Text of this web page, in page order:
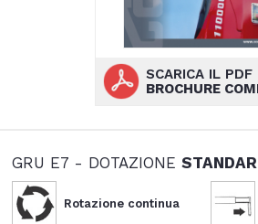
SCARICA IL PDF
BROCHURE
GRU E7 - DOTAZIONE
Rotazione continua